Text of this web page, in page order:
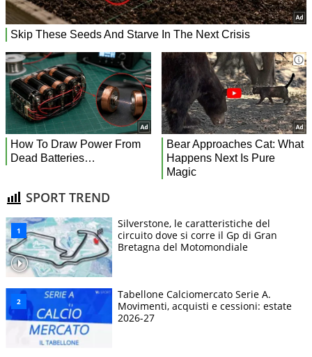
SPORT TREND
Silverstone, le caratteristiche del
circuito dove si corre il Gp di Gran
Bretagna del Motomondiale
Tabellone Calciomercato Serie A.
Movimenti, acquisti e cessioni: estate
2026-27